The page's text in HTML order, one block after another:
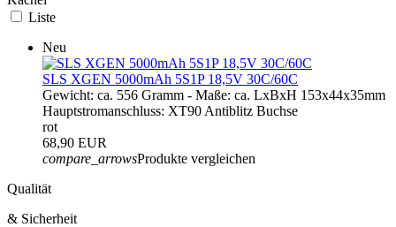
Liste
Neu
SLS XGEN 5000mAh 5S1P 18,5V 30C/60C
Gewicht: ca. 556 Gramm - Maße: ca. LxBxH 153x44x35mm
Hauptstromanschluss: XT90 Antiblitz Buchse
rot
68,90 EUR
compare_arrowsProdukte vergleichen
Qualität
& Sicherheit